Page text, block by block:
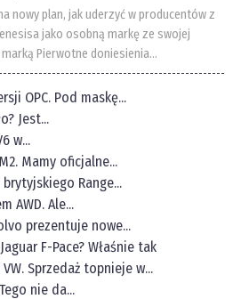
nowy plan, jak uderzyć w producentów z
jako osobną markę ze swojej
Pierwotne doniesienia...
OPC. Pod maskę...
Jest...
w...
Mamy oficjalne...
brytyjskiego Range...
AWD. Ale...
prezentuje nowe...
F-Pace? Właśnie tak
Sprzedaż topnieje w...
nie da...